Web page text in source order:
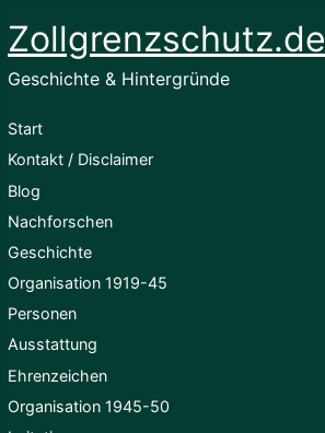
Zollgrenzschutz.de
Geschichte & Hintergründe
Start
Kontakt / Disclaimer
Blog
Nachforschen
Geschichte
Organisation 1919-45
Personen
Ausstattung
Ehrenzeichen
Organisation 1945-50